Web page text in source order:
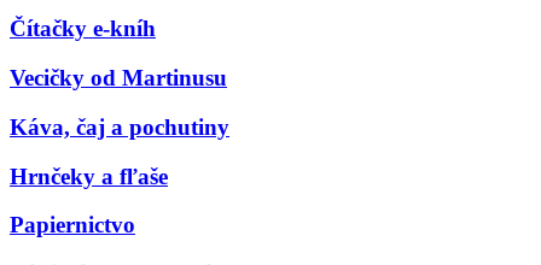
Čítačky e-kníh
Vecičky od Martinusu
Káva, čaj a pochutiny
Hrnčeky a fľaše
Papiernictvo